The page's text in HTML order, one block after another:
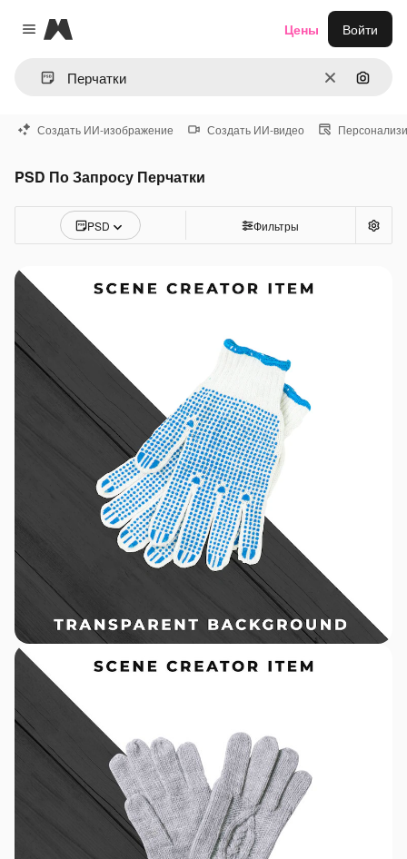
Close menu
Magnific
ОчиститьПоиск
Цены Войти
Создать ИИ-изображение Создать ИИ-видео
PSD По Запросу Перчатки
PSD Фильтры